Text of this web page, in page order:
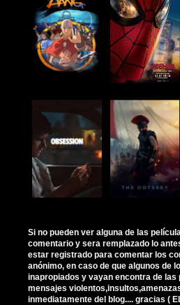
Si no pueden ver alguna de las
comentario y sera remplazado lo
estar registrado para comentar los
anónimo, en caso de que algunos de
inapropiados y vayan encontra de las
mensajes
inmediatamente del blog.... gracias (